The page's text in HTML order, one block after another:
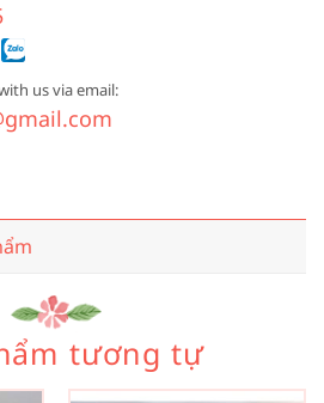
us via email:
tương tự